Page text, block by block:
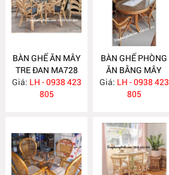
BÀN GHẾ ĂN MÂY
TRE ĐAN MA728
Giá: LH - 0938 423
805
BÀN GHẾ PHÒNG
ĂN BẰNG MÂY
MA727
Giá: LH - 0938 423
805